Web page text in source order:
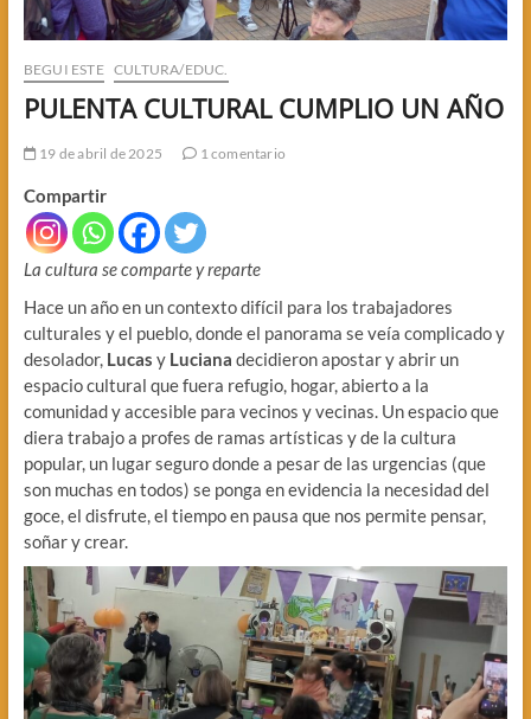
BEGUI ESTE CULTURA/EDUC.
PULENTA CULTURAL CUMPLIO UN AÑO
19 de abril de 2025 1 comentario
Compartir
La cultura se comparte y reparte
Hace un año en un contexto difícil para los trabajadores
culturales y el pueblo, donde el panorama se veía complicado y
desolador, Lucas y Luciana decidieron apostar y abrir un
espacio cultural que fuera refugio, hogar, abierto a la
comunidad y accesible para vecinos y vecinas. Un espacio que
diera trabajo a profes de ramas artísticas y de la cultura
popular, un lugar seguro donde a pesar de las urgencias (que
son muchas en todos) se ponga en evidencia la necesidad del
goce, el disfrute, el tiempo en pausa que nos permite pensar,
soñar y crear.